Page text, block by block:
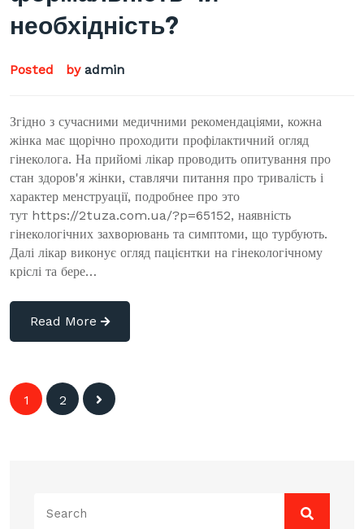
необхідність?
Posted by admin
Згідно з сучасними медичними рекомендаціями, кожна
жінка має щорічно проходити профілактичний огляд
гінеколога. На прийомі лікар проводить опитування про
стан здоров'я жінки, ставлячи питання про тривалість і
характер менструації, подробнее про это
тут https://2tuza.com.ua/?p=65152, наявність
гінекологічних захворювань та симптоми, що турбують.
Далі лікар виконує огляд пацієнтки на гінекологічному
кріслі та бере…
Read More
Навигация
1 2
for: